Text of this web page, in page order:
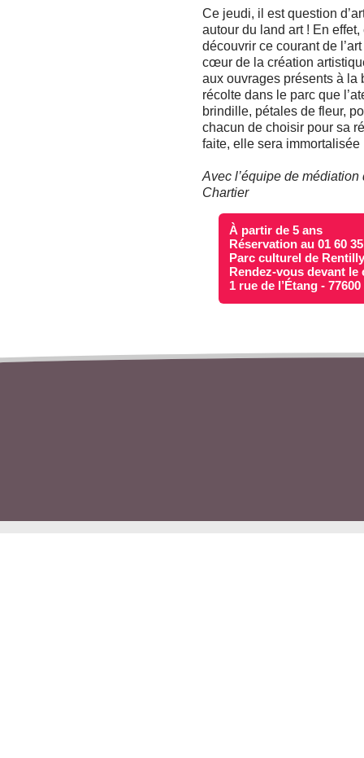
Ce jeudi, il est question
autour du land art ! En
découvrir ce courant de
cœur de la création
aux ouvrages présents à la
récolte dans le parc que
brindille, pétales de fleur,
chacun de choisir pour sa
faite, elle sera
Avec l’équipe de
Chartier
À partir de 5 ans
Réservation au 01 60
Parc culturel de
Rendez-vous devant le
1 rue de l’Étang -